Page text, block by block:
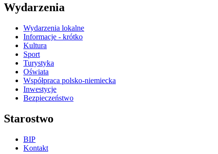
Wydarzenia
Wydarzenia lokalne
Informacje - krótko
Kultura
Sport
Turystyka
Oświata
Współpraca polsko-niemiecka
Inwestycje
Bezpieczeństwo
Starostwo
BIP
Kontakt